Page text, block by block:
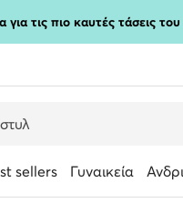
για τις πιο καυτές τάσεις
sellers Γυναικεία